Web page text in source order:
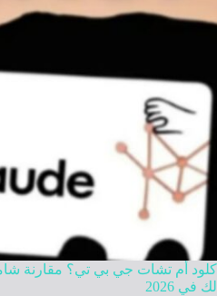
كلود أم تشات جي بي تي؟ مقارنة
لك في 2026